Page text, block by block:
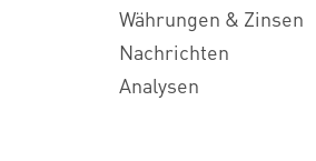
Währungen & Zinsen
Nachrichten
Analysen